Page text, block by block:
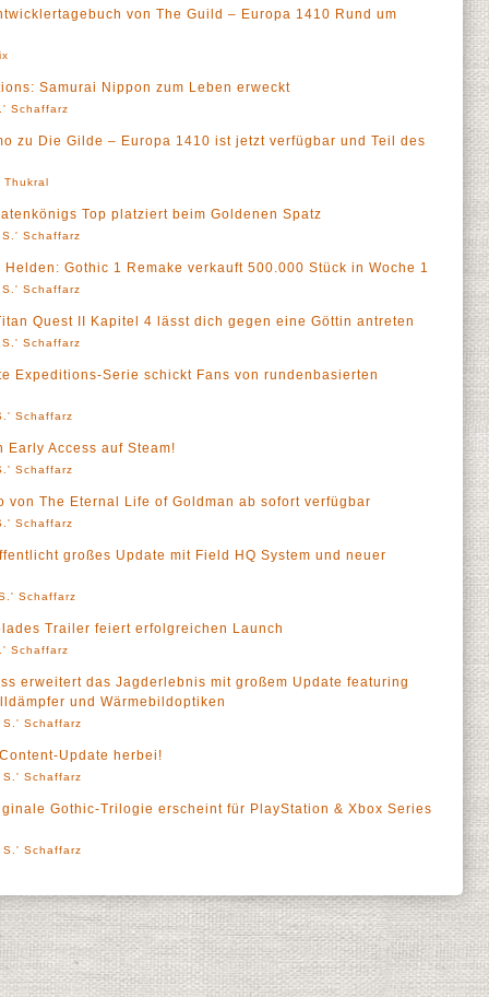
von The Guild – Europa 1410 Rund um
Samurai Nippon zum Leben erweckt
Schaffarz
zu Die Gilde – Europa 1410 ist jetzt verfügbar und Teil des
Thukral
Top platziert beim Goldenen Spatz
S.' Schaffarz
Gothic 1 Remake verkauft 500.000 Stück in Woche 1
S.' Schaffarz
Quest II Kapitel 4 lässt dich gegen eine Göttin antreten
S.' Schaffarz
Expeditions-Serie schickt Fans von rundenbasierten
Schaffarz
Access auf Steam!
Schaffarz
von The Eternal Life of Goldman ab sofort verfügbar
Schaffarz
großes Update mit Field HQ System und neuer
Schaffarz
Trailer feiert erfolgreichen Launch
Schaffarz
erweitert das Jagderlebnis mit großem Update featuring
und Wärmebildoptiken
S.' Schaffarz
Update herbei!
S.' Schaffarz
Gothic-Trilogie erscheint für PlayStation & Xbox Series
S.' Schaffarz